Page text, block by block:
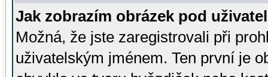
Jak zobrazím obrázek pod
Možná, že jste zaregistrovali při
uživatelským jménem. Ten první je